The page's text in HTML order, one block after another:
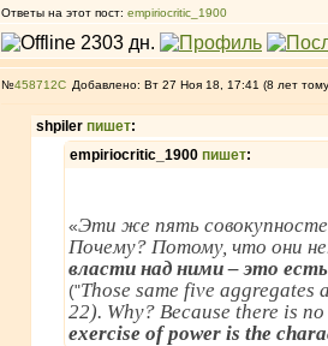
Ответы на этот пост: empiriocritic_1900
№458712 Добавлено: Вт 27 Ноя 18, 17:41 (8 лет
shpiler пишет:
empiriocritic_1900 пишет:
«Эти же пять
Почему? Потому, что они
власти над ними – это
("Those same five
22). Why? Because there is
exercise of power is the